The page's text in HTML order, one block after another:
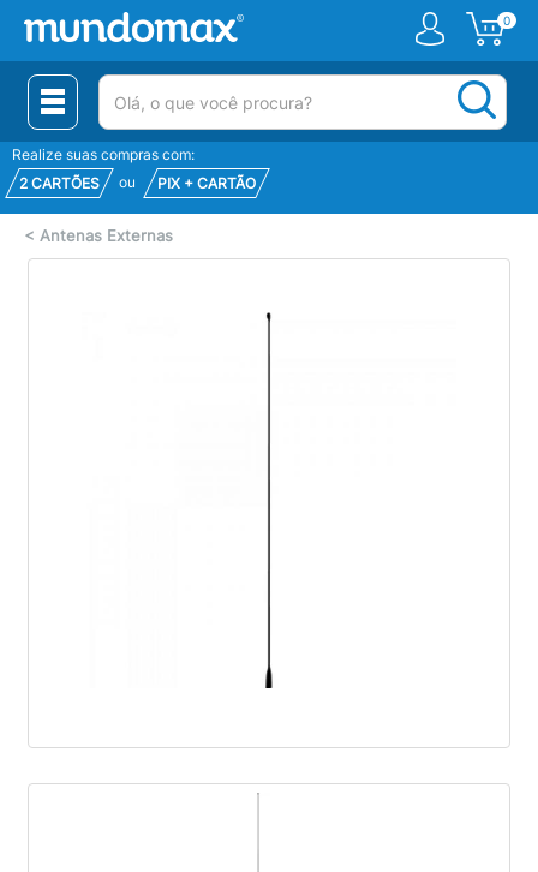
0
(pesquisar)
Realize suas compras com:
2 CARTÕES
ou PIX + CARTÃO
< Antenas Externas